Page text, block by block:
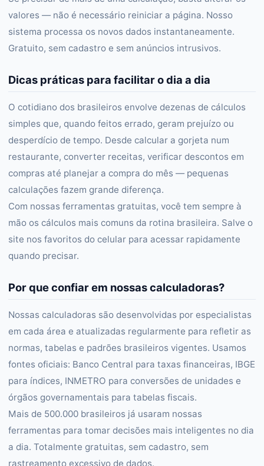
valores — não é necessário reiniciar a página. Nosso
sistema processa os novos dados instantaneamente.
Gratuito, sem cadastro e sem anúncios intrusivos.
Dicas práticas para facilitar o dia a dia
O cotidiano dos brasileiros envolve dezenas de cálculos
simples que, quando feitos errado, geram prejuízo ou
desperdício de tempo. Desde calcular a gorjeta num
restaurante, converter receitas, verificar descontos em
compras até planejar a compra do mês — pequenas
calculações fazem grande diferença.
Com nossas ferramentas gratuitas, você tem sempre à
mão os cálculos mais comuns da rotina brasileira. Salve o
site nos favoritos do celular para acessar rapidamente
quando precisar.
Por que confiar em nossas calculadoras?
Nossas calculadoras são desenvolvidas por especialistas
em cada área e atualizadas regularmente para refletir as
normas, tabelas e padrões brasileiros vigentes. Usamos
fontes oficiais: Banco Central para taxas financeiras, IBGE
para índices, INMETRO para conversões de unidades e
órgãos governamentais para tabelas fiscais.
Mais de 500.000 brasileiros já usaram nossas
ferramentas para tomar decisões mais inteligentes no dia
a dia. Totalmente gratuitas, sem cadastro, sem
rastreamento excessivo de dados.